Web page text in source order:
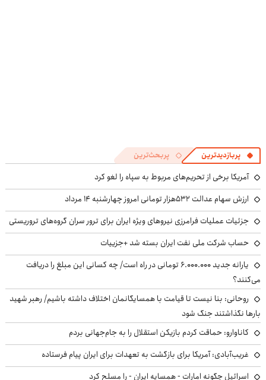
پربازدیدترین پربحث‌ترین
آمریکا برخی از تحریم‌های مربوط به سپاه را لغو کرد
ارزش سهام عدالت ۵۳۲هزار تومانی امروز چهارشنبه ۱۴ مرداد
جزئیات عملیات فرامرزی نیروهای ویژه ایران برای ترور سران گروه‌های تروریستی
حساب‌ شرکت ملی نفت ایران بسته شد +جزییات
یارانه جدید ۶.۰۰۰.۰۰۰ تومانی در راه است/ چه کسانی این مبلغ را دریافت
می‌کنند؟
روحانی: بنا نیست تا قیامت با همسایگانمان اختلاف داشته باشیم/ رهبر شهید
بارها نگذاشتند جنگ شود
کاناوارو: حماقت کردم بازیکن استقلال را به جام‌جهانی بردم
غریب‌آبادی: آمریکا برای بازگشت به تعهدات برای ایران پیام فرستاده
اسرائیل چگونه امارات - همسایه ایران - را مسلح کرد